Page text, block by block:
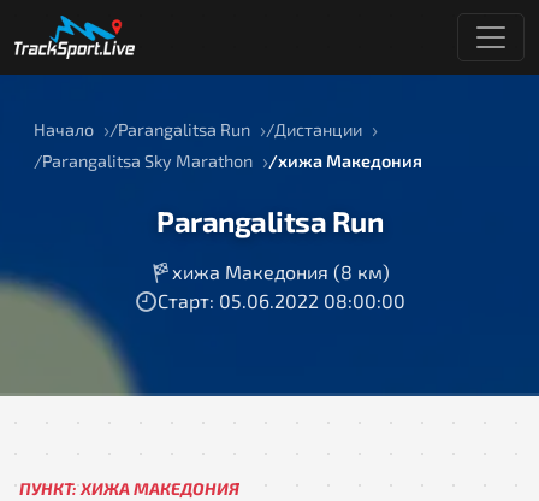
Начало Parangalitsa Run
Дистанции
Parangalitsa Sky Marathon
хижа Македония
Parangalitsa Run
хижа Македония (8 км)
Старт: 05.06.2022 08:00:00
ПУНКТ: ХИЖА МАКЕДОНИЯ